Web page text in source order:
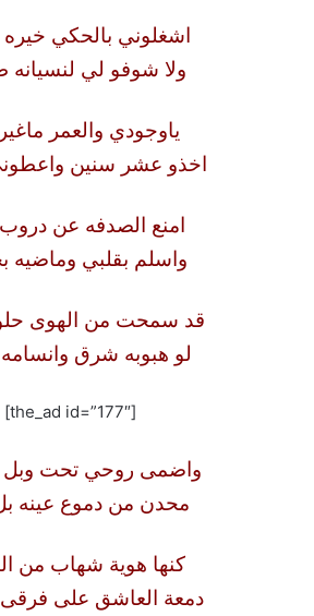
اشغلوني بالحكي
ولا شوفو لي لنسيانه
ياوجودي والعمر
اخذو عشر سنين
امنع الصدفه عن
واسلم بقلبي وماضيه
قد سمحت من الهوى
لو هبوبه شرق
[the_ad id=”177″]
واضمى روحي تحت وبل
محدن من دموع عينه
كنها هوية شهاب من
دمعة العاشق على